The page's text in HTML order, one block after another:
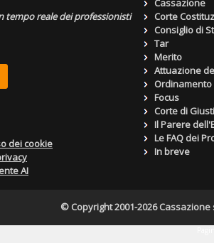
tempo reale dei professionisti
dei cookie
AI
Cassazione
Corte
Consiglio di
Tar
Merito
Attuazione
Focus
Corte di
Il Parere
Le FAQ dei
In breve
© Copyright 2001-2026 Cassazione